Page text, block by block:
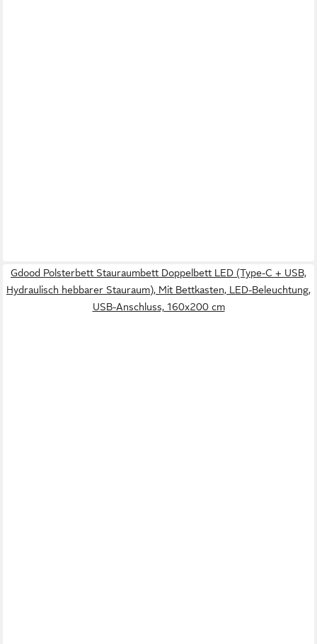
Gdood Polsterbett Stauraumbett Doppelbett LED (Type-C + USB,
Hydraulisch hebbarer Stauraum), Mit Bettkasten, LED-Beleuchtung,
USB-Anschluss, 160x200 cm